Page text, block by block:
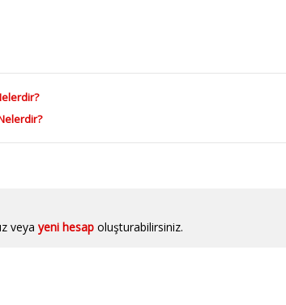
veya yeni hesapoluşturabilirsiniz.